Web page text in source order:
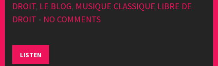
DROIT, LE BLOG, MUSIQUE CLASSIQUE LIBRE DE
DROIT • NO COMMENTS
LISTEN